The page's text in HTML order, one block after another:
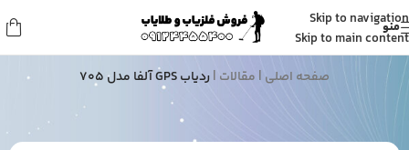
Skip to navigation
Skip to main content
منو مقالات
صفحه اصلی | مقالات |ردیاب GPS آلفا مدل ۷۰۵